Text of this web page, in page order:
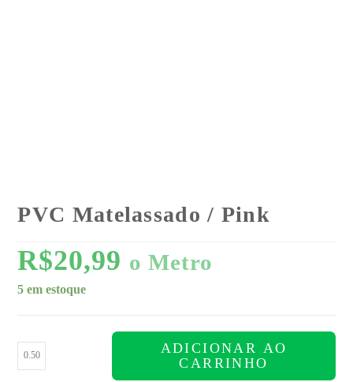
PVC Matelassado / Pink
R$20,99 o Metro
5 em estoque
ADICIONAR AO
CARRINHO